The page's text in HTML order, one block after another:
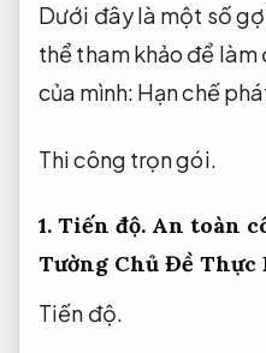
Dưới đây là một số
thể tham khảo để
của mình: Hạn chế
Thi công trọn gói.
1. Tiến độ. An toàn
Tường Chủ Đề Thực
Tiến độ.